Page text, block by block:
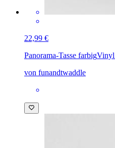
22,99 €
Panorama-Tasse farbigVinyl
von funandtwaddle